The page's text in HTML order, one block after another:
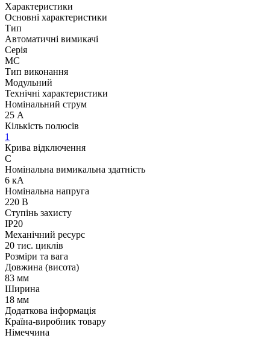
Характеристики
Основні характеристики
Тип
Автоматичні вимикачі
Серія
MC
Тип виконання
Модульний
Технічні характеристики
Номінальний струм
25 А
Кількість полюсів
1
Крива відключення
C
Номінальна вимикальна здатність
6 кА
Номінальна напруга
220 В
Ступінь захисту
IP20
Механічний ресурс
20 тис. циклів
Розміри та вага
Довжина (висота)
83 мм
Ширина
18 мм
Додаткова інформація
Країна-виробник товару
Німеччина